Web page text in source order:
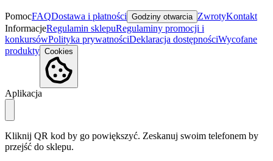
PomocFAQDostawa i płatności Godziny otwarcia ZwrotyKontakt
InformacjeRegulamin sklepuRegulaminy promocji i
konkursówPolityka prywatnościDeklaracja dostępnościWycofane
produkty Cookies
Aplikacja
Kliknij QR kod by go powiększyć. Zeskanuj swoim telefonem by
przejść do sklepu.